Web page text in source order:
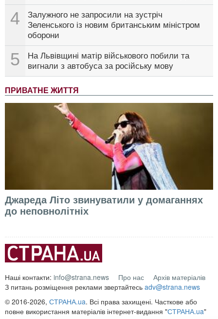
4
Залужного не запросили на зустріч
Зеленського із новим британським міністром
оборони
5
На Львівщині матір військового побили та
вигнали з автобуса за російську мову
ПРИВАТНЕ ЖИТТЯ
Джареда Літо звинуватили у домаганнях
до неповнолітніх
Наші контакти: info@strana.news Про нас
Архів матеріалів
З питань розміщення реклами звертайтесь adv@strana.news
© 2016-2026, СТРАНА.ua. Всі права захищені. Часткове або
повне використання матеріалів інтернет-видання "СТРАНА.ua"